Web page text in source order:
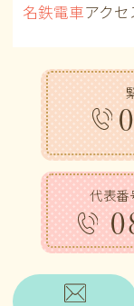
名鉄電車アク
代表番